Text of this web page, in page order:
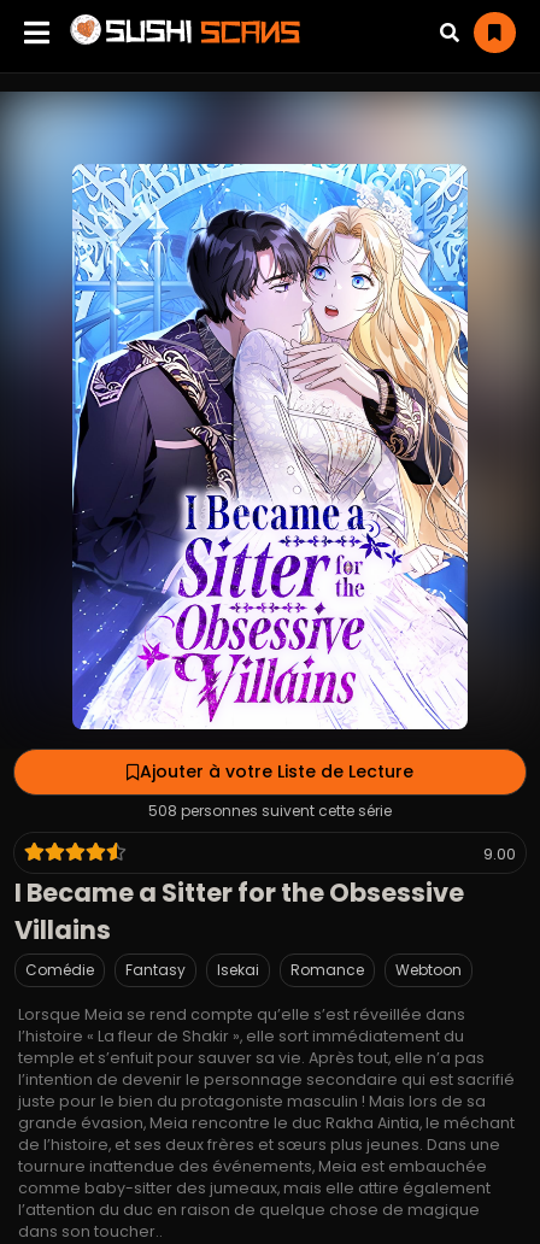
Ajouter à votre Liste de Lecture
508 personnes suivent cette série
9.00
I Became a Sitter for the Obsessive
Villains
Comédie Fantasy Isekai Romance Webtoon
Lorsque Meia se rend compte qu’elle s’est réveillée dans
l’histoire « La fleur de Shakir », elle sort immédiatement du
temple et s’enfuit pour sauver sa vie. Après tout, elle n’a pas
l’intention de devenir le personnage secondaire qui est sacrifié
juste pour le bien du protagoniste masculin ! Mais lors de sa
grande évasion, Meia rencontre le duc Rakha Aintia, le méchant
de l’histoire, et ses deux frères et sœurs plus jeunes. Dans une
tournure inattendue des événements, Meia est embauchée
comme baby-sitter des jumeaux, mais elle attire également
l’attention du duc en raison de quelque chose de magique
dans son toucher..